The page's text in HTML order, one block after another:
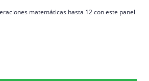
matemáticas hasta 12 con este panel